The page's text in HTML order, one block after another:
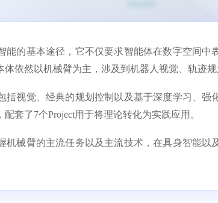
能的基本途径，它不仅要求智能体在数字空间中
依然以机械臂为主，涉及到机器人视觉、轨迹规
括视觉、经典的规划控制以及基于深度学习、
套了7个Project用于将理论转化为实践应用。
机械臂的主流任务以及主流技术，在具身智能